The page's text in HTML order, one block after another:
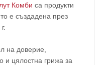
Комби са продукти
е създадена през
на доверие,
и цялостна грижа за